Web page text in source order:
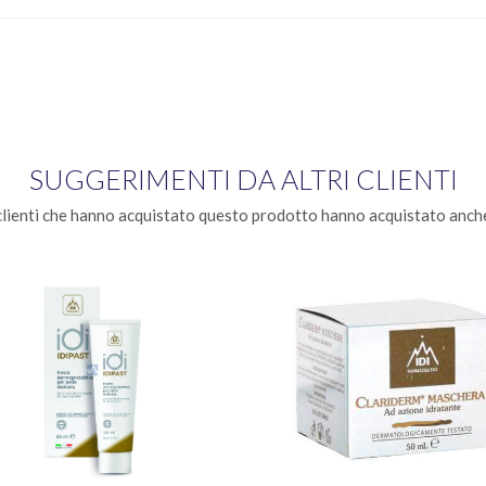
SUGGERIMENTI DA ALTRI CLIENTI
che hanno acquistato questo prodotto hanno acquistato